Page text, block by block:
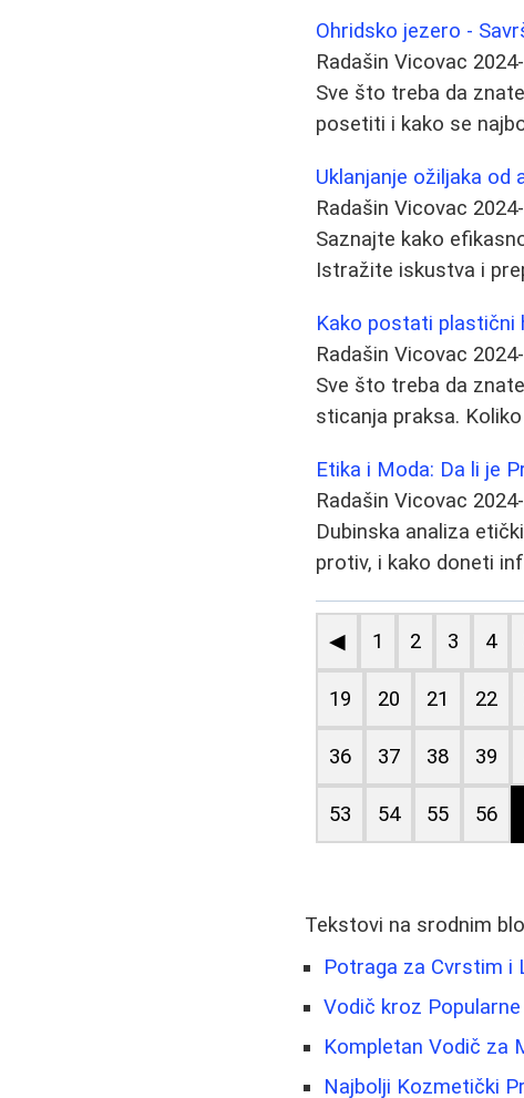
Ohridsko jezero -
Radašin Vicovac
Sve što treba da
posetiti i kako se
Uklanjanje ožiljaka od
Radašin Vicovac
Saznajte kako
Istražite iskustva i
Kako postati plastični
Radašin Vicovac
Sve što treba da
sticanja praksa.
Etika i Moda: Da li je
Radašin Vicovac
Dubinska analiza
protiv, i kako doneti
◀ 1 2 3 4
19 20 21 22
36 37 38 39
53 54 55 56
Tekstovi na srodnim
Potraga za Cvrstim i
Vodič kroz
Kompletan Vodič za
Najbolji Kozmetički